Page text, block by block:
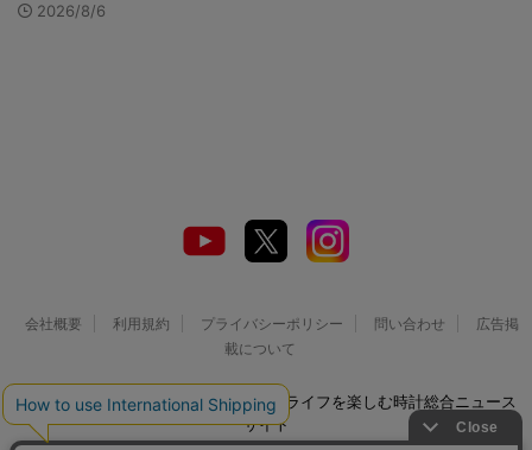
2026/8/6
会社概要 利用規約 プライバシーポリシー 問い合わせ
広告掲
載について
© 2026 Watch LIFE NEWS｜ウオッチライフを楽しむ時計総合ニュース
サイト